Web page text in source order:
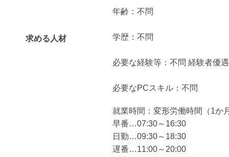
求める人材
年齢：不問
学歴：不問
必要な経験等：不問 経験者優遇
必要なPCスキル：不問
就業時間：変形労働時間（1か
早番…07:30～16:30
日勤…09:30～18:30
遅番…11:00～20:00